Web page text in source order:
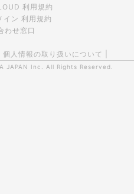
利用規約
イン 利用規約
わせ窓口
個人情報の取り扱いについて
JAPAN Inc. All Rights Reserved.